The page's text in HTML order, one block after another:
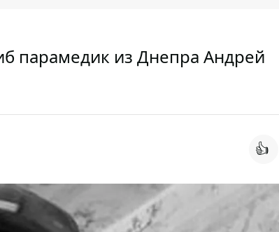
парамедик из Днепра Андрей
👍